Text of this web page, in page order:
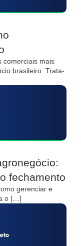
comerciais mais
brasileiro. Trata-
fechamento
gerenciar e
o […]